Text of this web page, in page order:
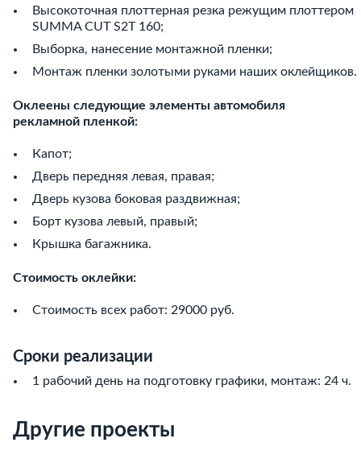
Высокоточная плоттерная резка режущим плоттером
SUMMA CUT S2T 160;
Выборка, нанесение монтажной пленки;
Монтаж пленки золотыми руками наших оклейщиков.
Оклеены следующие элементы автомобиля
рекламной пленкой:
Капот;
Дверь передняя левая, правая;
Дверь кузова боковая раздвижная;
Борт кузова левый, правый;
Крышка багажника.
Стоимость оклейки:
Стоимость всех работ: 29000 руб.
Сроки реализации
1 рабочий день на подготовку графики, монтаж: 24 ч.
Другие проекты